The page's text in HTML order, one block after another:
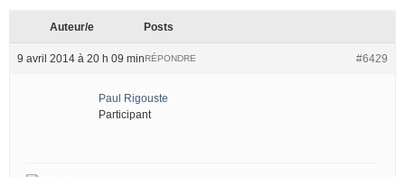
Auteur/e Posts
9 avril 2014 à 20 h 09 min #6429
RÉPONDRE
Paul Rigouste
Participant